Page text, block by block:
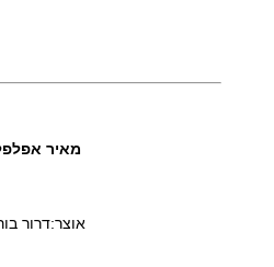
מאיר
אוצר:דרור